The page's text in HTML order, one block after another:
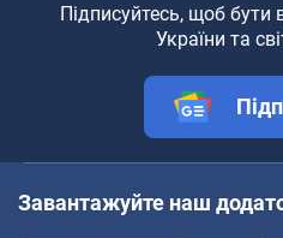
Підписуйтесь, щоб бути
України та
Завантажуйте наш